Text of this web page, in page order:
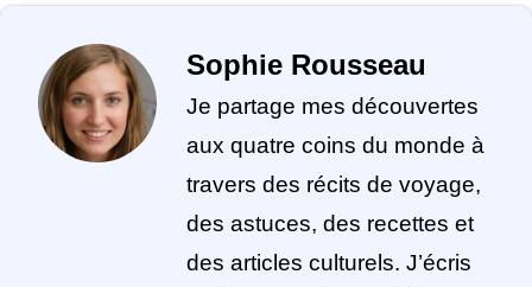
Sophie Rousseau
Je partage mes découvertes
aux quatre coins du monde à
travers des récits de voyage,
des astuces, des recettes et
des articles culturels. J’écris